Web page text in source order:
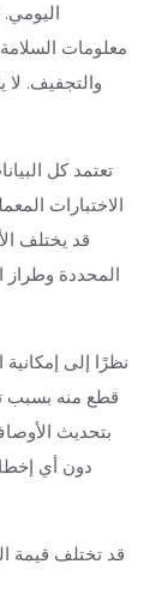
معلومات
والتجفيف.
الاختبارات
قد يختلف
المحددة
قطع منه بسبب
دون أي